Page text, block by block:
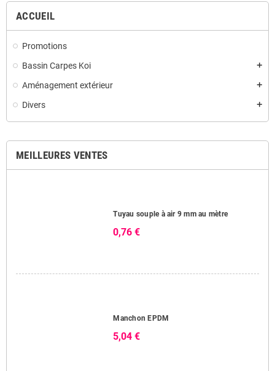
ACCUEIL
Promotions
Bassin Carpes Koi
add
Aménagement extérieur add
Divers add
MEILLEURES VENTES
Tuyau souple à air 9 mm au mètre
0,76 €
Manchon EPDM
5,04 €